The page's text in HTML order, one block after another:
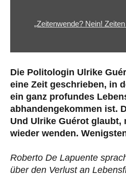
„Zeitenwende? Nein!
Die Politologin Ulrike
eine Zeit geschrieben, in
ein ganz profundes
abhandengekommen ist.
Und Ulrike Guérot glaubt,
wieder wenden.
Roberto De Lapuente
über den Verlust an